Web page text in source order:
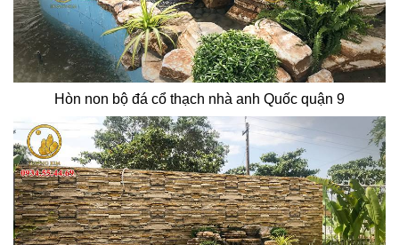
Hòn non bộ đá cổ thạch nhà anh Quốc quận 9